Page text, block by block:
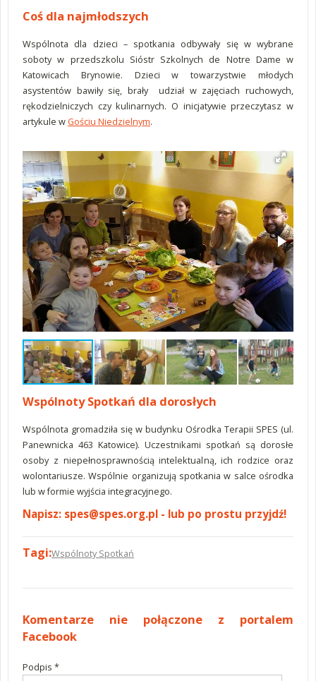
Coś dla najmłodszych
Wspólnota dla dzieci – spotkania odbywały się w wybrane
soboty w przedszkolu Sióstr Szkolnych de Notre Dame w
Katowicach Brynowie. Dzieci w towarzystwie młodych
asystentów bawiły się, brały udział w zajęciach ruchowych,
rękodzielniczych czy kulinarnych. O inicjatywie przeczytasz w
artykule wGościu Niedzielnym.
Wspólnoty Spotkań dla dorosłych
Wspólnota gromadziła się w budynku Ośrodka Terapii SPES (ul.
Panewnicka 463 Katowice). Uczestnikami spotkań są dorosłe
osoby z niepełnosprawnością intelektualną, ich rodzice oraz
wolontariusze. Wspólnie organizują spotkania w salce ośrodka
lub w formie wyjścia integracyjnego.
Napisz: spes@spes.org.pl - lub po prostu przyjdź!
Tagi:Wspólnoty Spotkań
Komentarze nie połączone z portalem
Facebook
Podpis *